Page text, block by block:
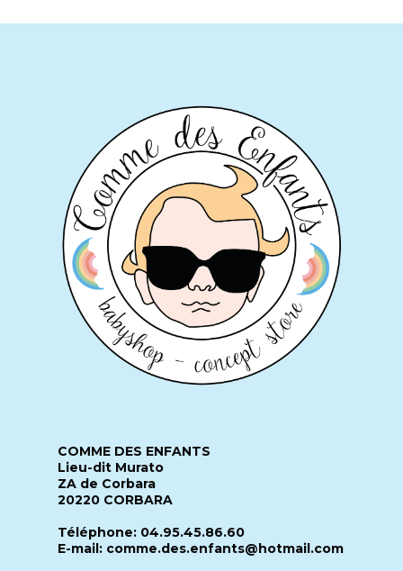
COMME DES ENFANTS
Lieu-dit Murato
ZA de Corbara
20220 CORBARA
Téléphone: 04.95.45.86.60
E-mail: comme.des.enfants@hotmail.com